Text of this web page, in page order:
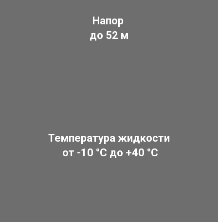
Напор
до 52 м
Температура жидкости
от -10 °C до +40 °C